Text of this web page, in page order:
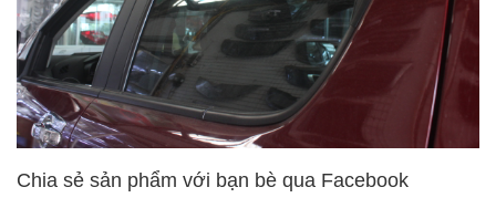
Chia sẻ sản phẩm với bạn bè qua Facebook